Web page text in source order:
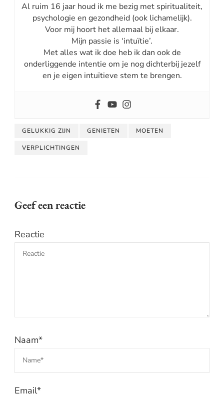
Al ruim 16 jaar houd ik me bezig met spiritualiteit,
psychologie en gezondheid (ook lichamelijk).
Voor mij hoort het allemaal bij elkaar.
Mijn passie is ‘intuïtie’.
Met alles wat ik doe heb ik dan ook de
onderliggende intentie om je nog dichterbij jezelf
en je eigen intuïtieve stem te brengen.
GELUKKIG ZIJN GENIETEN MOETEN
VERPLICHTINGEN
Geef een reactie
Reactie
Naam*
Email*